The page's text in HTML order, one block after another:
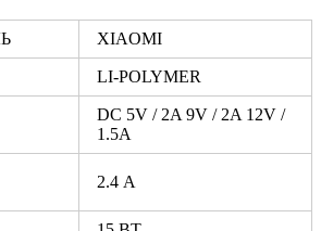
XIAOMI
LI-POLYMER
DC 5V / 2A 9V / 2A 12V /
1.5A
2.4 А